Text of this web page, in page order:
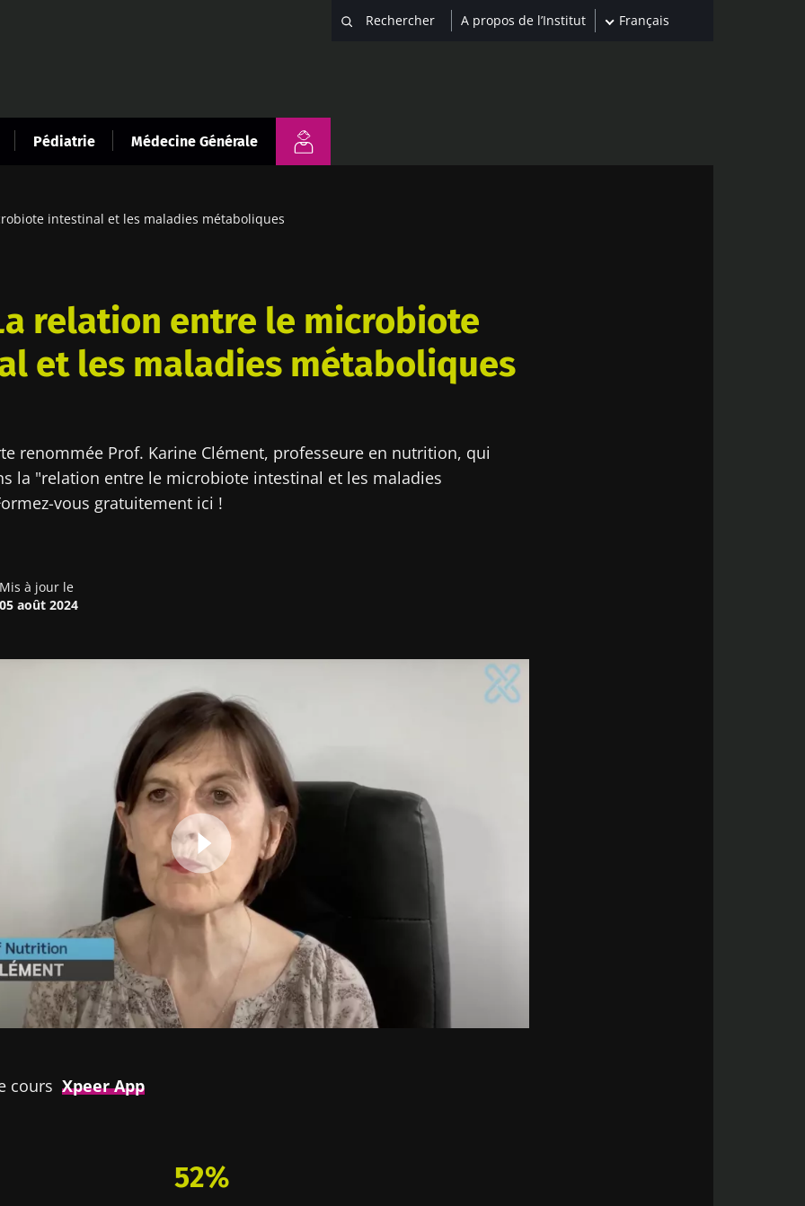
A propos de l’Institut Français
Pédiatrie Médecine Générale
intestinal et les maladies métaboliques
relation entre le microbiote
et les maladies métaboliques
renommée Prof. Karine Clément, professeure en nutrition, qui
la "relation entre le microbiote intestinal et les maladies
vous gratuitement ici !
Mis à jour le
05 août 2024
cours Xpeer App
52%